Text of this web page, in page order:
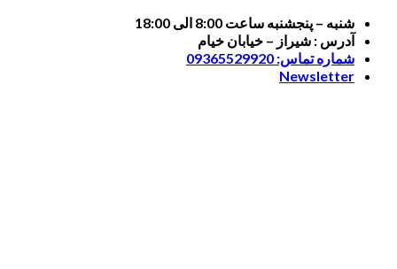
Skip
content
شنبه – پنجشنبه ساعت 8:00 الی 18:00
آدرس : شیراز – خیابان خیام
شماره تماس: 09365529920
Newsletter